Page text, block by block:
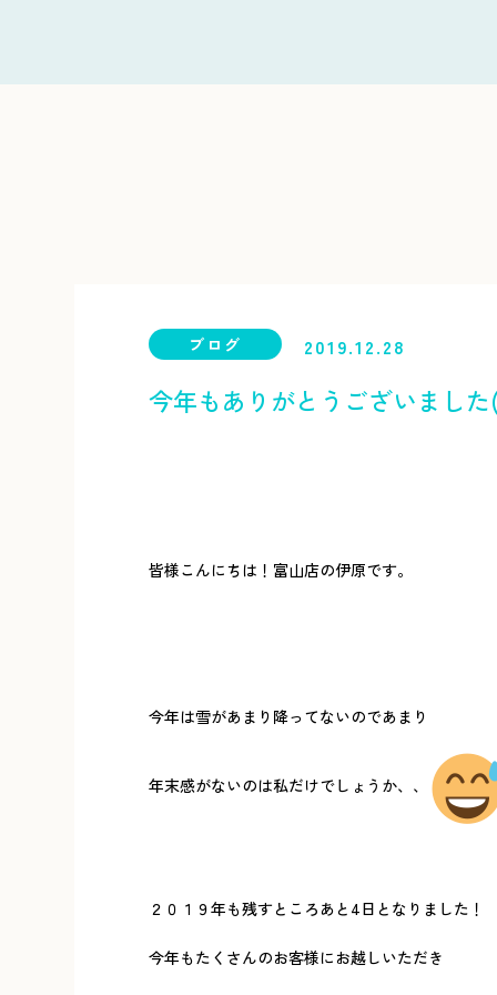
ブログ 2019.12.28
今年もありがとうございまし
皆様こんにちは！富山店の伊原です。
今年は雪があまり降ってないのであまり
年末感がないのは私だけでしょうか、、
２０１９年も残すところあと4日となりました！
今年もたくさんのお客様にお越しいただき